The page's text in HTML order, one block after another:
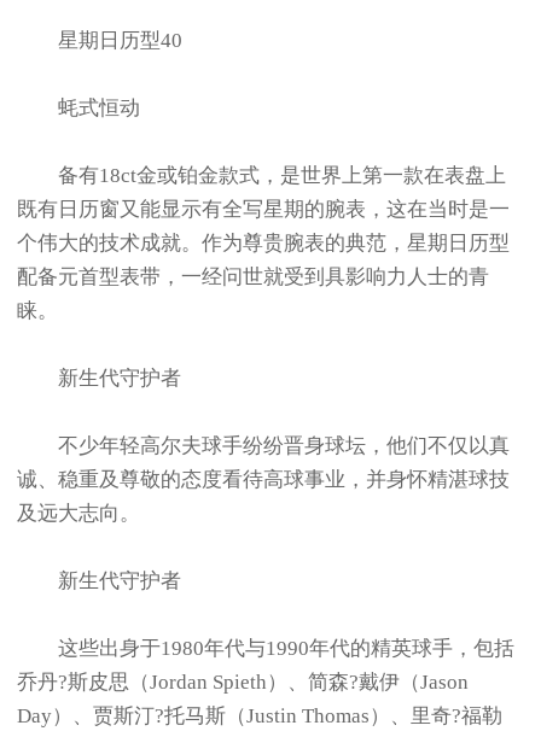
星期日历型40
蚝式恒动
备有18ct金或铂金款式，是世界上第一款在表盘上
既有日历窗又能显示有全写星期的腕表，这在当时是一
个伟大的技术成就。作为尊贵腕表的典范，星期日历型
配备元首型表带，一经问世就受到具影响力人士的青
睐。
新生代守护者
不少年轻高尔夫球手纷纷晋身球坛，他们不仅以真
诚、稳重及尊敬的态度看待高球事业，并身怀精湛球技
及远大志向。
新生代守护者
这些出身于1980年代与1990年代的精英球手，包括
乔丹?斯皮思（Jordan Spieth）、简森?戴伊（Jason
Day）、贾斯汀?托马斯（Justin Thomas）、里奇?福勒